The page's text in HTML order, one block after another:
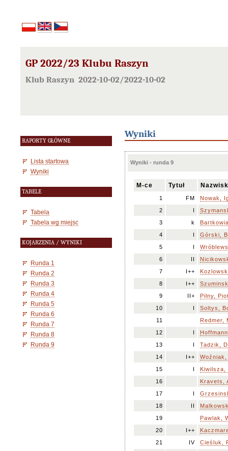
GP 2022/23 Klubu Raszyn
Klub Raszyn 2022-10-02/2022-10-02
RAPORTY GŁÓWNE
Lista startowa
Wyniki
TABELE
Tabela
Tabela wg miejsc
KOJARZENIA / WYNIKI
Runda 1
Runda 2
Runda 3
Runda 4
Runda 5
Runda 6
Runda 7
Runda 8
Runda 9
Wyniki
Wyniki - runda 9
M-ce Tytuł
1 FM
Nowak,
2
I
3
k
4
I
Górski,
5
I
6
II
7
I++
8
I++
9
II+
Pilny,
10
I
Soltys,
11
Redmer,
12
I
13
I
Tadzik,
14
I++
15
I
Kiwilsza,
16
Kravets,
17
I
18
II
19
Pawlak,
20
I++
21
IV
Cieśluk,